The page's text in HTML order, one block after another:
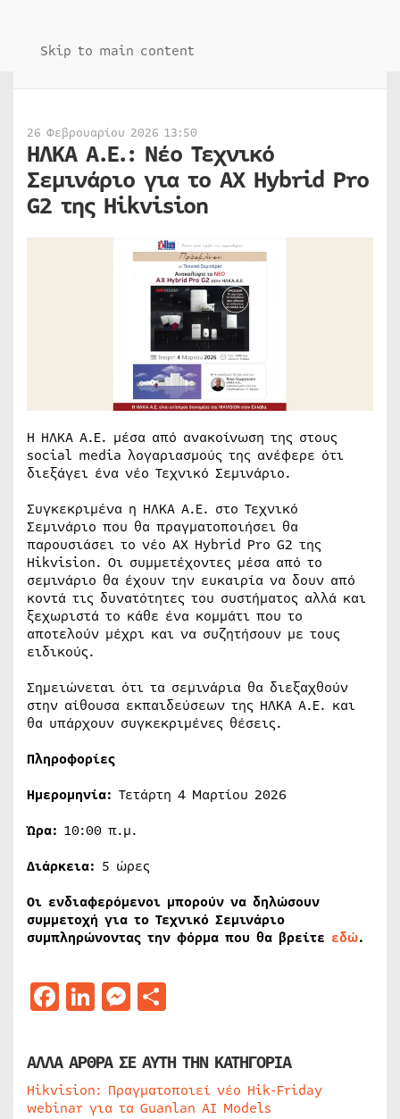
Skip to main content
26 Φεβρουαρίου 2026 13:50
ΗΛΚΑ Α.Ε.: Νέο Τεχνικό
Σεμινάριο για το AX Hybrid Pro
G2 της Hikvision
Η ΗΛΚΑ Α.Ε. μέσα από ανακοίνωση της στους
social media λογαριασμούς της ανέφερε ότι
διεξάγει ένα νέο Τεχνικό Σεμινάριο.
Συγκεκριμένα η ΗΛΚΑ Α.Ε. στο Τεχνικό
Σεμινάριο που θα πραγματοποιήσει θα
παρουσιάσει το νέο AX Hybrid Pro G2 της
Hikvision. Οι συμμετέχοντες μέσα από το
σεμινάριο θα έχουν την ευκαιρία να δουν από
κοντά τις δυνατότητες του συστήματος αλλά και
ξεχωριστά το κάθε ένα κομμάτι που το
αποτελούν μέχρι και να συζητήσουν με τους
ειδικούς.
Σημειώνεται ότι τα σεμινάρια θα διεξαχθούν
στην αίθουσα εκπαιδεύσεων της ΗΛΚΑ Α.Ε. και
θα υπάρχουν συγκεκριμένες θέσεις.
Πληροφορίες
Ημερομηνία: Τετάρτη 4 Μαρτίου 2026
Ώρα: 10:00 π.μ.
Διάρκεια: 5 ώρες
Οι ενδιαφερόμενοι μπορούν να δηλώσουν
συμμετοχή για το Τεχνικό Σεμινάριο
συμπληρώνοντας την φόρμα που θα βρείτε εδώ.
Facebook
LinkedIn
Messenger
ΑΛΛΑ ΑΡΘΡΑ ΣΕ ΑΥΤΗ ΤΗΝ ΚΑΤΗΓΟΡΙΑ
Hikvision: Πραγματοποιεί νέο Hik-Friday
webinar για τα Guanlan AI Models